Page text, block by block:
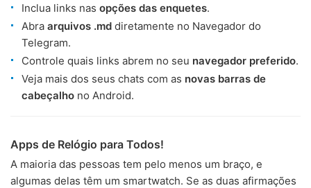
Inclua links nas opções das enquetes.
Abra arquivos .md diretamente no Navegador do
Telegram.
Controle quais links abrem no seu navegador preferido.
Veja mais dos seus chats com as novas barras de
cabeçalho no Android.
Apps de Relógio para Todos!
A maioria das pessoas tem pelo menos um braço, e
algumas delas têm um smartwatch. Se as duas afirmações